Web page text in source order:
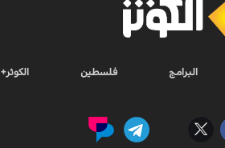
البرامج فلسطين الكوثر+